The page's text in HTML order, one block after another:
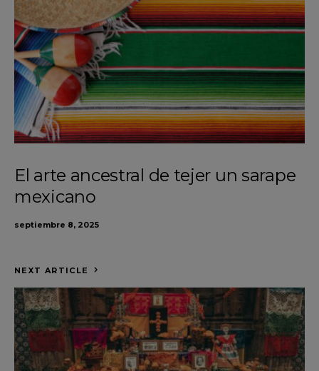
El arte ancestral de tejer un sarape
mexicano
septiembre 8, 2025
NEXT ARTICLE